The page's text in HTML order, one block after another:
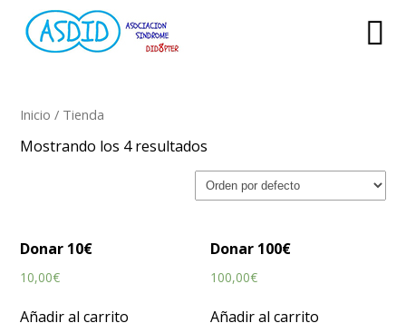
Inicio / Tienda
Mostrando los 4 resultados
Donar 10€
10,00€
Añadir al carrito
Donar 100€
100,00€
Añadir al carrito